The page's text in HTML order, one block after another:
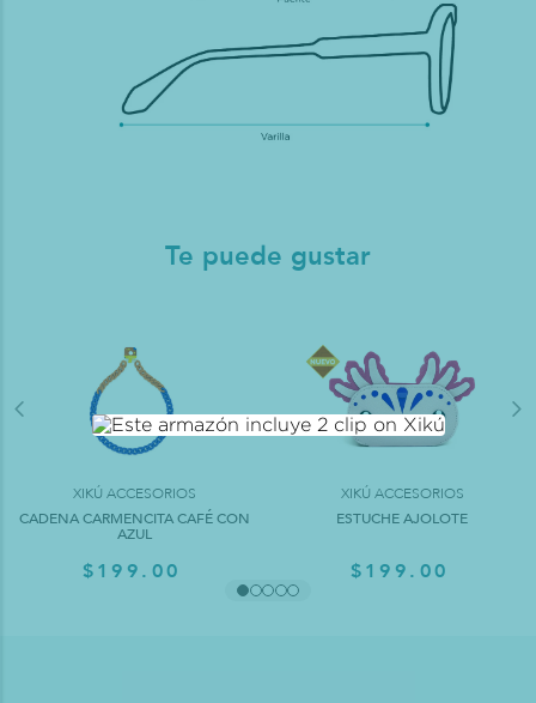
Te puede gustar
XIKÚ ACCESORIOS
CADENA CARMENCITA CAFÉ CON
AZUL
$199.00
XIKÚ ACCESORIOS
ESTUCHE AJOLOTE
$199.00